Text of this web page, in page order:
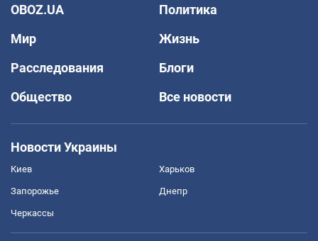
OBOZ.UA
Политика
Мир
Жизнь
Расследования
Блоги
Общество
Все новости
Новости Украины
Киев Харьков
Запорожье Днепр
Черкассы